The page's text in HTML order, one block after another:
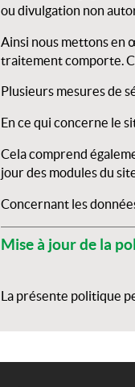
ou divulgation non
Ainsi nous mettons en
traitement comporte.
Plusieurs mesures de
En ce qui concerne le
Cela comprend
jour des modules du
Concernant les
Mise à jour de la
La présente politique